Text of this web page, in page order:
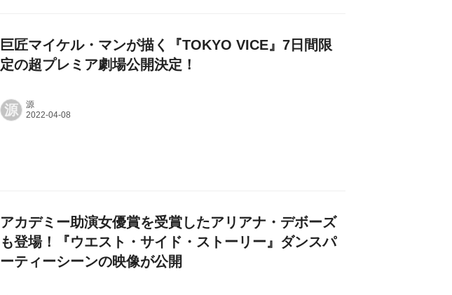
巨匠マイケル・マンが描く『TOKYO VICE』7日間限
定の超プレミア劇場公開決定！
源 源
アカデミー助演女優賞を受賞したアリアナ・デボーズ
も登場！『ウエスト・サイド・ストーリー』ダンスパ
ーティーシーンの映像が公開